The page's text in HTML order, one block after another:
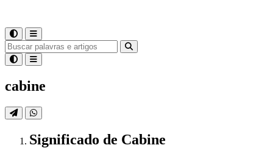
cabine
Significado de Cabine